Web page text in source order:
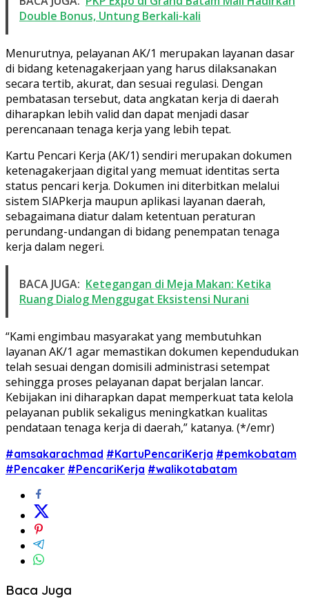
Double Bonus, Untung Berkali-kali
Menurutnya, pelayanan AK/1 merupakan layanan dasar
di bidang ketenagakerjaan yang harus dilaksanakan
secara tertib, akurat, dan sesuai regulasi. Dengan
pembatasan tersebut, data angkatan kerja di daerah
diharapkan lebih valid dan dapat menjadi dasar
perencanaan tenaga kerja yang lebih tepat.
Kartu Pencari Kerja (AK/1) sendiri merupakan dokumen
ketenagakerjaan digital yang memuat identitas serta
status pencari kerja. Dokumen ini diterbitkan melalui
sistem SIAPkerja maupun aplikasi layanan daerah,
sebagaimana diatur dalam ketentuan peraturan
perundang-undangan di bidang penempatan tenaga
kerja dalam negeri.
BACA JUGA: Ketegangan di Meja Makan: Ketika
Ruang Dialog Menggugat Eksistensi Nurani
“Kami engimbau masyarakat yang membutuhkan
layanan AK/1 agar memastikan dokumen kependudukan
telah sesuai dengan domisili administrasi setempat
sehingga proses pelayanan dapat berjalan lancar.
Kebijakan ini diharapkan dapat memperkuat tata kelola
pelayanan publik sekaligus meningkatkan kualitas
pendataan tenaga kerja di daerah,” katanya. (*/emr)
#amsakarachmad #KartuPencariKerja #pemkobatam
#Pencaker #PencariKerja #walikotabatam
Baca Juga